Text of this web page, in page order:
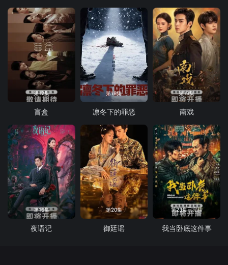
第12集
盲盒
第18集
凛冬下的罪恶
第13集
南戏
第16集
夜语记
第20集
御廷谣
第23集已完结
我当卧底这件事